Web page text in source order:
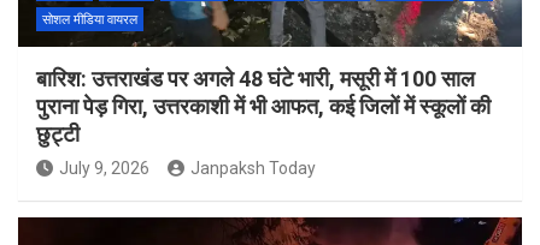
सोशल मीडिया वायरल
बारिश: उत्तराखंड पर अगले 48 घंटे भारी, मसूरी में 100 साल
पुराना पेड़ गिरा, उत्तरकाशी में भी आफत, कई जिलों में स्कूलों की
छुट्टी
July 9, 2026 Janpaksh Today